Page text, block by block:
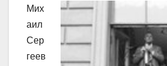
Мих
аил
Сер
геев